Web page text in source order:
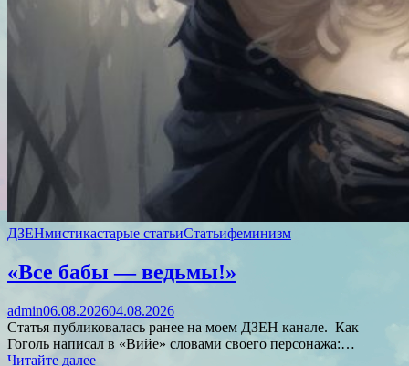
ДЗЕНмистикастарые статьиСтатьифеминизм
«Все бабы — ведьмы!»
admin06.08.202604.08.2026
Статья публиковалась ранее на моем ДЗЕН канале. Как
Гоголь написал в «Вийе» словами своего персонажа:…
Читайте далее